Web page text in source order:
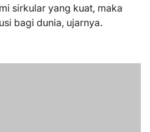
sirkular yang kuat, maka
bagi dunia, ujarnya.